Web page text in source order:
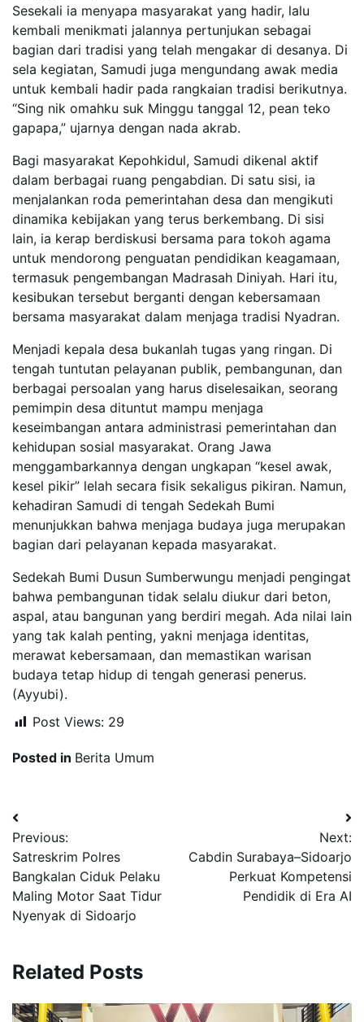
Sesekali ia menyapa masyarakat yang hadir, lalu
kembali menikmati jalannya pertunjukan sebagai
bagian dari tradisi yang telah mengakar di desanya. Di
sela kegiatan, Samudi juga mengundang awak media
untuk kembali hadir pada rangkaian tradisi berikutnya.
“Sing nik omahku suk Minggu tanggal 12, pean teko
gapapa,” ujarnya dengan nada akrab.
Bagi masyarakat Kepohkidul, Samudi dikenal aktif
dalam berbagai ruang pengabdian. Di satu sisi, ia
menjalankan roda pemerintahan desa dan mengikuti
dinamika kebijakan yang terus berkembang. Di sisi
lain, ia kerap berdiskusi bersama para tokoh agama
untuk mendorong penguatan pendidikan keagamaan,
termasuk pengembangan Madrasah Diniyah. Hari itu,
kesibukan tersebut berganti dengan kebersamaan
bersama masyarakat dalam menjaga tradisi Nyadran.
Menjadi kepala desa bukanlah tugas yang ringan. Di
tengah tuntutan pelayanan publik, pembangunan, dan
berbagai persoalan yang harus diselesaikan, seorang
pemimpin desa dituntut mampu menjaga
keseimbangan antara administrasi pemerintahan dan
kehidupan sosial masyarakat. Orang Jawa
menggambarkannya dengan ungkapan “kesel awak,
kesel pikir” lelah secara fisik sekaligus pikiran. Namun,
kehadiran Samudi di tengah Sedekah Bumi
menunjukkan bahwa menjaga budaya juga merupakan
bagian dari pelayanan kepada masyarakat.
Sedekah Bumi Dusun Sumberwungu menjadi pengingat
bahwa pembangunan tidak selalu diukur dari beton,
aspal, atau bangunan yang berdiri megah. Ada nilai lain
yang tak kalah penting, yakni menjaga identitas,
merawat kebersamaan, dan memastikan warisan
budaya tetap hidup di tengah generasi penerus.
(Ayyubi).
Post Views: 29
Posted in Berita Umum
Navigasi
pos
Previous:
Satreskrim Polres
Bangkalan Ciduk Pelaku
Maling Motor Saat Tidur
Nyenyak di Sidoarjo
Next:
Cabdin Surabaya–Sidoarjo
Perkuat Kompetensi
Pendidik di Era AI
Related Posts